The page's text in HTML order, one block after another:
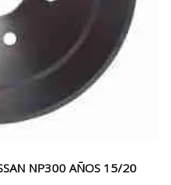
NP300 AÑOS 15/20